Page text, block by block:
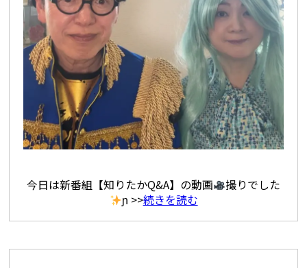
今日は新番組【知りたかQ&A】の動画
撮りでした
ɲ >>続きを読む